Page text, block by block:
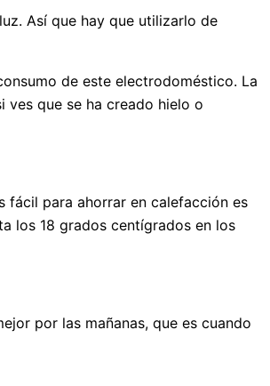
Así que hay que utilizarlo de
de este electrodoméstico. La
ves que se ha creado hielo o
fácil para ahorrar en calefacción es
los 18 grados centígrados en los
por las mañanas, que es cuando